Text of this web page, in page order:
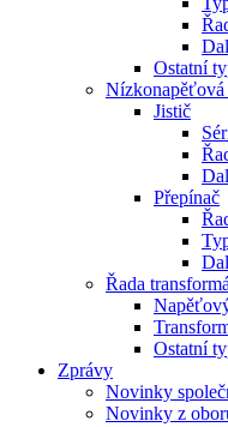
Ostatní
Nízkonapěťová
Jistič
Přepínač
Řada
Ostatní
Zprávy
Novinky
Novinky z